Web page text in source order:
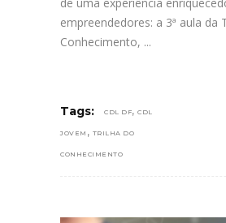
empreendedores: a 3ª aula da
Conhecimento,
Tags: CDL DF, CDL
JOVEM , TRILHA DO
CONHECIMENTO